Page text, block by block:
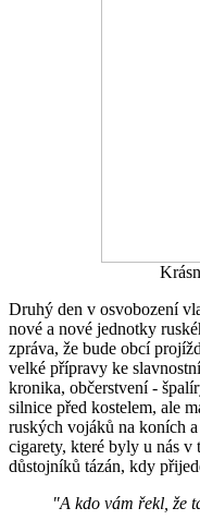
Druhý den v osvobození
nové a nové jednotky
zpráva, že bude obcí
velké přípravy ke
kronika, občerstvení -
silnice před kostelem, ale
ruských vojáků na koních
cigarety, které byly u nás
důstojníků tázán, kdy
"A kdo vám řekl, že